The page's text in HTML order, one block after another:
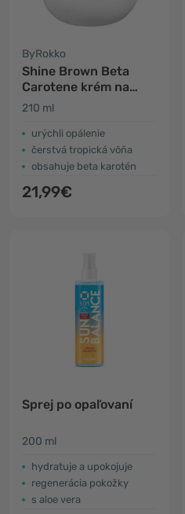
ByRokko
Shine Brown Beta
Carotene krém na
opaľovanie
210 ml
urýchli opálenie
čerstvá tropická vôňa
obsahuje beta karotén
21,99€
Sprej po opaľovaní
200 ml
hydratuje a upokojuje
regenerácia pokožky
s aloe vera